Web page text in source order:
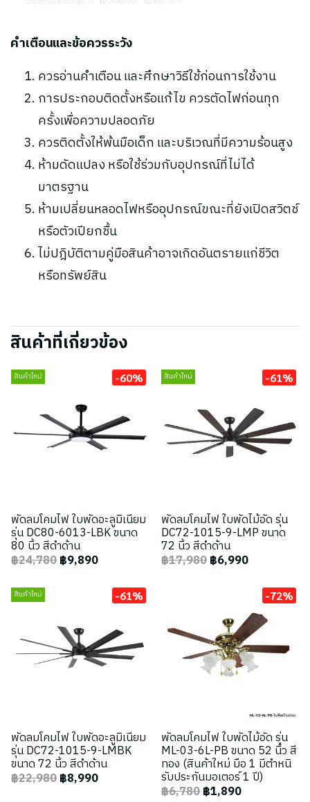
คำเตือนและข้อควรระวัง
ควรอ่านคำเตือน และศึกษาวิธีใช้ก่อนการใช้งาน
การประกอบติดตั้งหรือแก้ไข ควรตัดไฟก่อนทุก
ครั้งเพื่อความปลอดภัย
ควรติดตั้งให้พ้นมือเด็ก และบริเวณที่มีความร้อนสูง
ห้ามดัดแปลง หรือใช้ร่วมกับอุปกรณ์ที่ไม่ได้
มาตรฐาน
ห้ามเปลี่ยนหลอดไฟหรืออุปกรณ์ขณะที่ยังเปิดสวิตช์
หรือตัวเปียกชื้น
ไม่ปฎิบัติตามคู่มือสินค้าอาจเกิดอันตรายแก่ชีวิต
หรือทรัพย์สิน
สินค้าที่เกี่ยวข้อง
สินค้าใหม่ -60%
พัดลมโคมไฟ ใบพัดอะลูมิเนียม
รุ่น DC80-6013-LBK ขนาด
80 นิ้ว สีดำด้าน
฿24,780฿9,890
สินค้าใหม่ -61%
พัดลมโคมไฟ ใบพัดไม้อัด รุ่น
DC72-1015-9-LMP ขนาด
72 นิ้ว สีดำด้าน
฿17,980฿6,990
สินค้าใหม่ -61%
พัดลมโคมไฟ ใบพัดอะลูมิเนียม
รุ่น DC72-1015-9-LMBK
ขนาด 72 นิ้ว สีดำด้าน
฿22,980฿8,990
-72%
พัดลมโคมไฟ ใบพัดไม้อัด รุ่น
ML-03-6L-PB ขนาด 52 นิ้ว สี
ทอง (สินค้าใหม่ มือ 1 มีตำหนิ
รับประกันมอเตอร์ 1 ปี)
฿6,780฿1,890